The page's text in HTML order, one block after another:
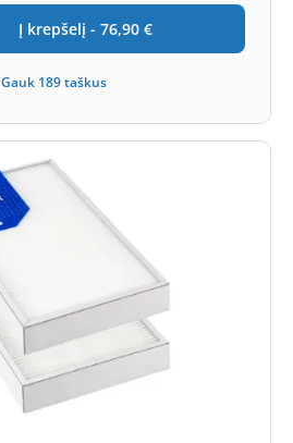
Į krepšelį - 76,90 €
Gauk 189taškus